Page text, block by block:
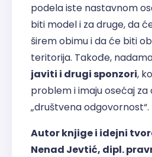
podela iste nastavnom
biti model i za druge, da
širem obimu i da će biti
teritorija. Takođe,
javiti i drugi sponzori,
problem i imaju osećaj za
„društvena odgovornost“.
Autor knjige i idejni
Nenad Jevtić, dipl.